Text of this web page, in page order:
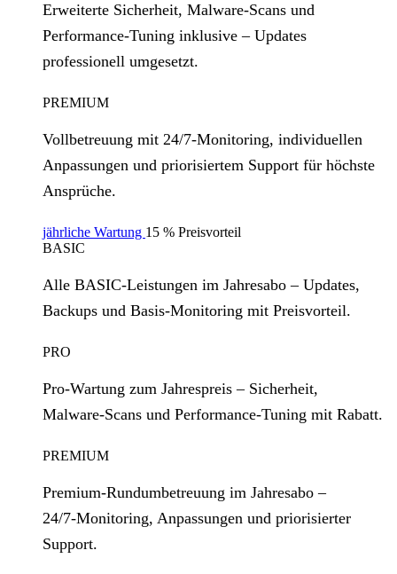
Erweiterte Sicherheit, Malware‑Scans und
Performance‑Tuning inklusive – Updates
professionell umgesetzt.
PREMIUM
Vollbetreuung mit 24/7‑Monitoring, individuellen
Anpassungen und priorisiertem Support für höchste
Ansprüche.
jährliche Wartung 15 % Preisvorteil
BASIC
Alle BASIC‑Leistungen im Jahresabo – Updates,
Backups und Basis‑Monitoring mit Preisvorteil.
PRO
Pro‑Wartung zum Jahrespreis – Sicherheit,
Malware‑Scans und Performance‑Tuning mit Rabatt.
PREMIUM
Premium‑Rundumbetreuung im Jahresabo –
24/7‑Monitoring, Anpassungen und priorisierter
Support.